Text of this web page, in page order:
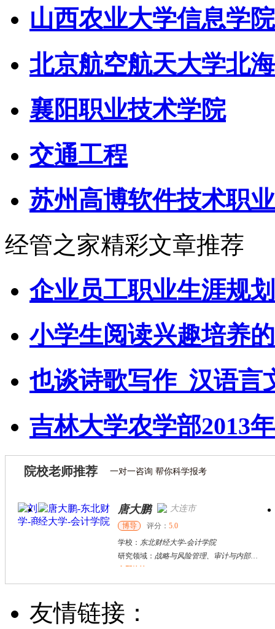
山西农业大学信息学院
北京航空航天大学北
襄阳职业技术学院
交通工程
苏州高博软件技术职
经管之家精彩文章推荐
企业员工职业生涯规
小学生阅读兴趣培养
也谈诗歌写作_汉语言
吉林大学农学部2013年
院校老师推荐 一对一咨询 帮你科学报考
唐大鹏 大连市
博导 评分：5.0
学校：东北财经大学-会计学院
研究领域：战略与风险管理、审计与内部控制、资本市场财务与会计研究
立即咨询
张双鹏 烟台市
硕导
学校：上海立信会计金融学院
友情链接：